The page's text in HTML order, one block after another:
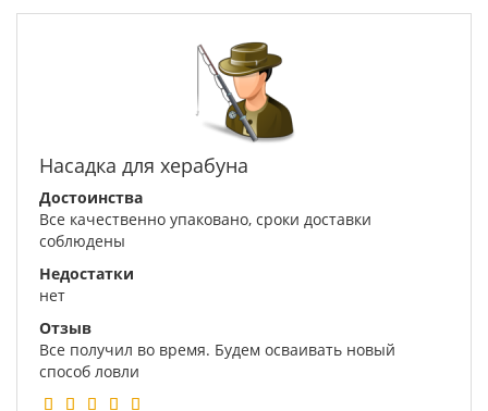
Насадка для херабуна
Достоинства
Все качественно упаковано, сроки доставки
соблюдены
Недостатки
нет
Отзыв
Все получил во время. Будем осваивать новый
способ ловли